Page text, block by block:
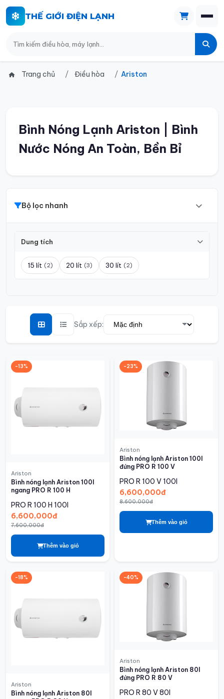
THẾ GIỚI ĐIỆN LẠNH
Trang chủ Điều hòa Ariston
Bình Nóng Lạnh Ariston | Bình
Nước Nóng An Toàn, Bền Bỉ
Bộ lọc nhanh
Dung tích
15 lít (2) 20 lít (3) 30 lít (2)
Sắp xếp:
-13%
Ariston
Bình nóng lạnh Ariston 100l
ngang PRO R 100 H
PRO R 100 H 100l
6,600,000đ
7,600,000đ
Thêm vào giỏ
-23%
Ariston
Bình nóng lạnh Ariston 100l
đứng PRO R 100 V
PRO R 100 V 100l
6,600,000đ
8,600,000đ
Thêm vào giỏ
-18%
Ariston
Bình nóng lạnh Ariston 80l
-40%
Ariston
Bình nóng lạnh Ariston 80l
đứng PRO R 80 V
PRO R 80 V80l